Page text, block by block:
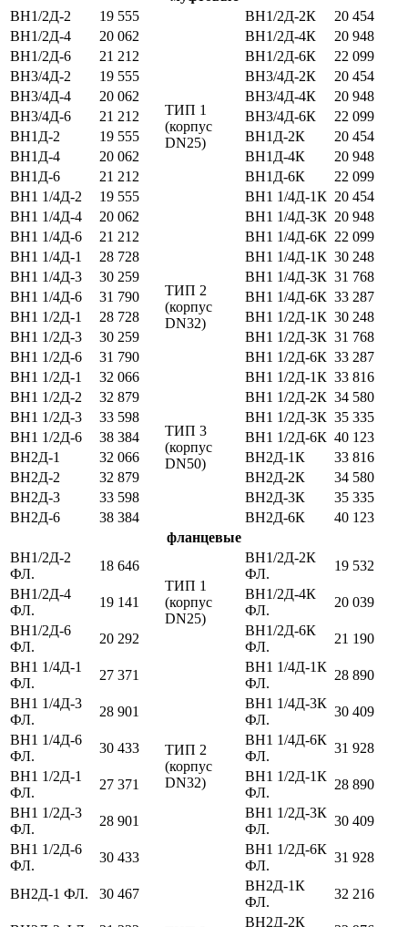
ВН1/2Д-2
19 555
ТИП 1
(корпус
DN25)
ВН1/2Д-2К
20 454
ВН1/2Д-4
20 062 ВН1/2Д-4К
20 948
ВН1/2Д-6
21 212 ВН1/2Д-6К
22 099
ВН3/4Д-2
19 555 ВН3/4Д-2К
20 454
ВН3/4Д-4
20 062 ВН3/4Д-4К
20 948
ВН3/4Д-6
21 212 ВН3/4Д-6К
22 099
ВН1Д-2
19 555 ВН1Д-2К
20 454
ВН1Д-4
20 062 ВН1Д-4К
20 948
ВН1Д-6
21 212 ВН1Д-6К
22 099
ВН1 1/4Д-2
19 555 ВН1 1/4Д-1К 20 454
ВН1 1/4Д-4
20 062 ВН1 1/4Д-3К 20 948
ВН1 1/4Д-6
21 212 ВН1 1/4Д-6К 22 099
ВН1 1/4Д-1
28 728
ТИП 2
(корпус
DN32)
ВН1 1/4Д-1К 30 248
ВН1 1/4Д-3
30 259 ВН1 1/4Д-3К 31 768
ВН1 1/4Д-6
31 790 ВН1 1/4Д-6К 33 287
ВН1 1/2Д-1
28 728 ВН1 1/2Д-1К 30 248
ВН1 1/2Д-3
30 259 ВН1 1/2Д-3К 31 768
ВН1 1/2Д-6
31 790 ВН1 1/2Д-6К 33 287
ВН1 1/2Д-1
32 066
ТИП 3
(корпус
DN50)
ВН1 1/2Д-1К 33 816
ВН1 1/2Д-2
32 879 ВН1 1/2Д-2К 34 580
ВН1 1/2Д-3
33 598 ВН1 1/2Д-3К 35 335
ВН1 1/2Д-6
38 384 ВН1 1/2Д-6К 40 123
ВН2Д-1
32 066 ВН2Д-1К
33 816
ВН2Д-2
32 879 ВН2Д-2К
34 580
ВН2Д-3
33 598 ВН2Д-3К
35 335
ВН2Д-6
38 384 ВН2Д-6К
40 123
фланцевые
ВН1/2Д-2
ФЛ.
18 646
ТИП 1
(корпус
DN25)
ВН1/2Д-2К
ФЛ.
19 532
ВН1/2Д-4
ФЛ.
19 141
ВН1/2Д-4К
ФЛ.
20 039
ВН1/2Д-6
ФЛ.
20 292
ВН1/2Д-6К
ФЛ.
21 190
ВН1 1/4Д-1
ФЛ.
27 371
ТИП 2
(корпус
DN32)
ВН1 1/4Д-1К
ФЛ.
28 890
ВН1 1/4Д-3
ФЛ.
28 901
ВН1 1/4Д-3К
ФЛ.
30 409
ВН1 1/4Д-6
ФЛ.
30 433
ВН1 1/4Д-6К
ФЛ.
31 928
ВН1 1/2Д-1
ФЛ.
27 371
ВН1 1/2Д-1К
ФЛ.
28 890
ВН1 1/2Д-3
ФЛ.
28 901
ВН1 1/2Д-3К
ФЛ.
30 409
ВН1 1/2Д-6
ФЛ.
30 433
ВН1 1/2Д-6К
ФЛ.
31 928
ВН2Д-1 ФЛ. 30 467
ВН2Д-1К
ФЛ.
32 216
ВН2Д-2К